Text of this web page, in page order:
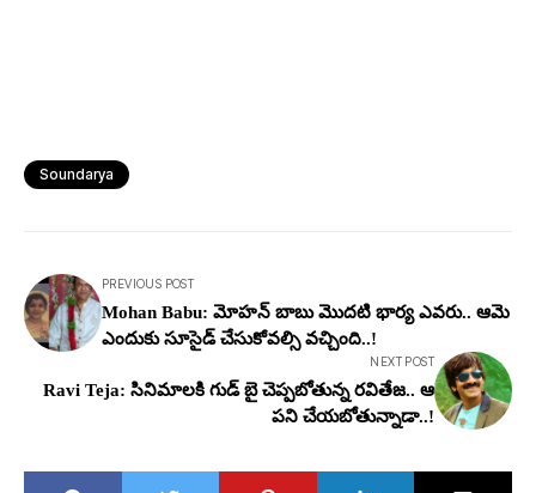
Soundarya
PREVIOUS POST
Mohan Babu: మోహ‌న్ బాబు మొద‌టి భార్య ఎవ‌రు.. ఆమె
ఎందుకు సూసైడ్ చేసుకోవ‌ల్సి వ‌చ్చింది..!
NEXT POST
Ravi Teja: సినిమాల‌కి గుడ్ బై చెప్ప‌బోతున్న ర‌వితేజ‌.. ఆ
ప‌ని చేయ‌బోతున్నాడా..!